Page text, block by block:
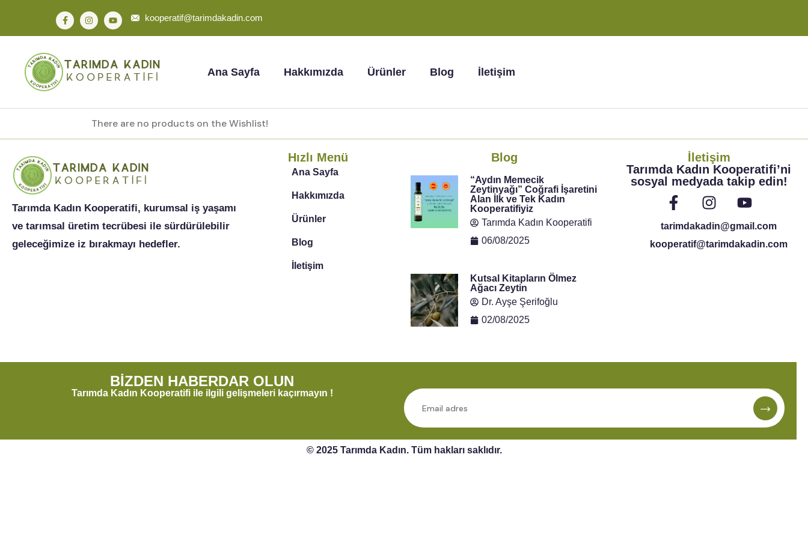
kooperatif@tarimdakadin.com
Ana Sayfa Hakkımızda Ürünler Blog İletişim
There are no products on the Wishlist!
Tarımda Kadın Kooperatifi, kurumsal iş yaşamı
ve tarımsal üretim tecrübesi ile sürdürülebilir
geleceğimize iz bırakmayı hedefler.
Hızlı Menü
Ana Sayfa
Hakkımızda
Ürünler
Blog
İletişim
Blog
“Aydın Memecik
Zeytinyağı” Coğrafi İşaretini
Alan İlk ve Tek Kadın
Kooperatifiyiz
Tarımda Kadın Kooperatifi
06/08/2025
Kutsal Kitapların Ölmez
Ağacı Zeytin
Dr. Ayşe Şerifoğlu
02/08/2025
İletişim
Tarımda Kadın Kooperatifi’ni
sosyal medyada takip edin!
tarimdakadin@gmail.com
kooperatif@tarimdakadin.com
BİZDEN HABERDAR OLUN
Tarımda Kadın Kooperatifi ile ilgili gelişmeleri kaçırmayın !
© 2025 Tarımda Kadın. Tüm hakları saklıdır.